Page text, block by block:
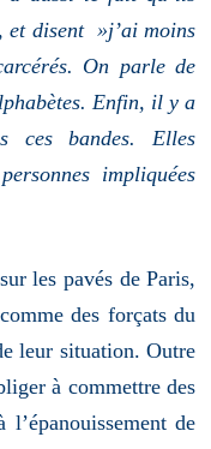
et disent »j’ai moins
On parle de
Enfin, il y a
bandes. Elles
impliquées
les pavés de Paris,
des forçats du
leur situation. Outre
à commettre des
de